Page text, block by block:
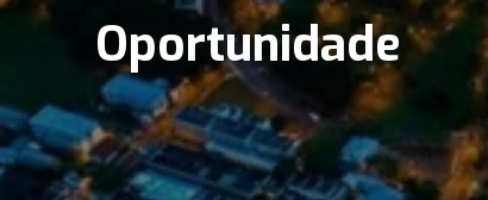
Oportunidade